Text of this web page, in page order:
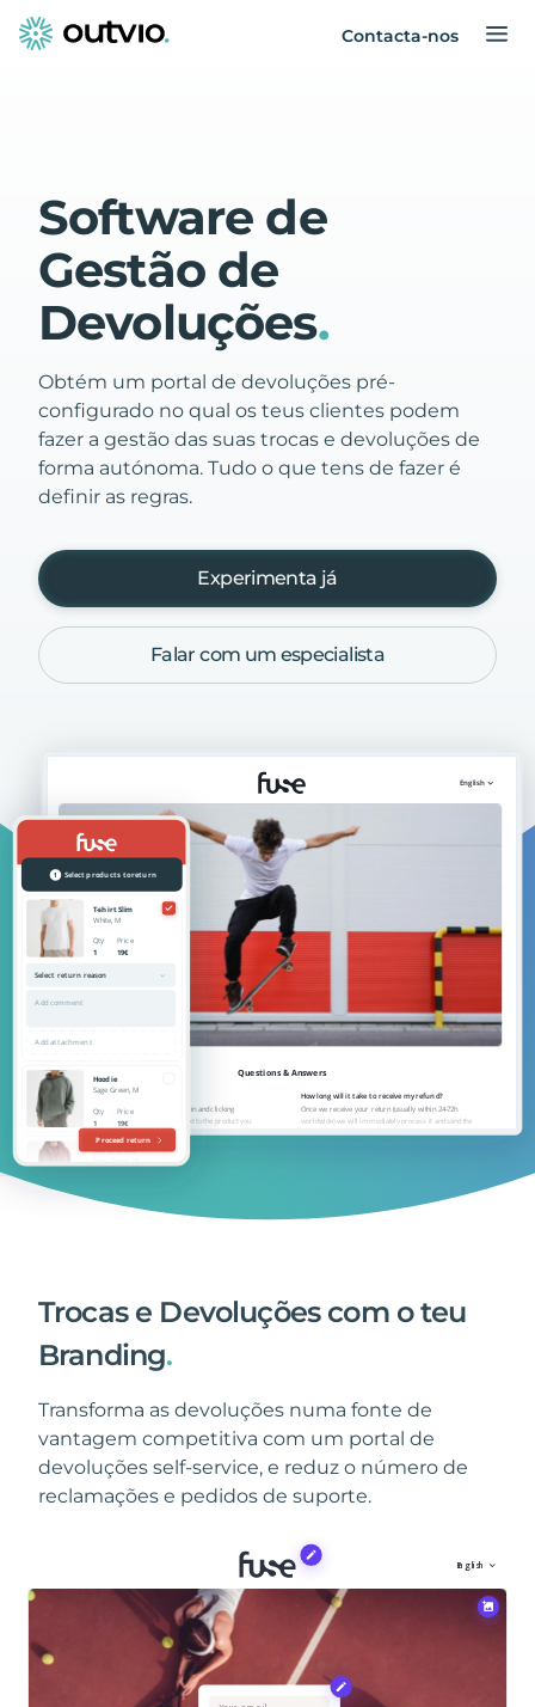
Contacta-nos
Software de
Gestão de
Devoluções.
Obtém um portal de devoluções pré-
configurado no qual os teus clientes podem
fazer a gestão das suas trocas e devoluções de
forma autónoma. Tudo o que tens de fazer é
definir as regras.
Experimenta já
Falar com um especialista
Trocas e Devoluções com o teu
Branding.
Transforma as devoluções numa fonte de
vantagem competitiva com um portal de
devoluções self-service, e reduz o número de